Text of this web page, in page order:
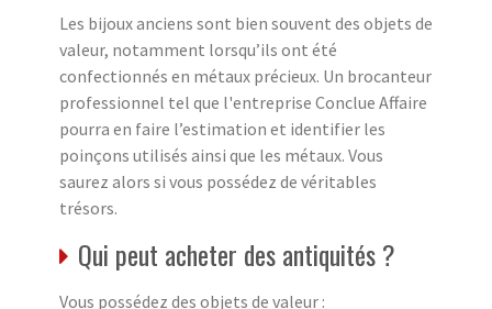
Les bijoux anciens sont bien souvent des objets de
valeur, notamment lorsqu’ils ont été
confectionnés en métaux précieux. Un brocanteur
professionnel tel que l'entreprise Conclue Affaire
pourra en faire l’estimation et identifier les
poinçons utilisés ainsi que les métaux. Vous
saurez alors si vous possédez de véritables
trésors.
Qui peut acheter des antiquités ?
Vous possédez des objets de valeur :